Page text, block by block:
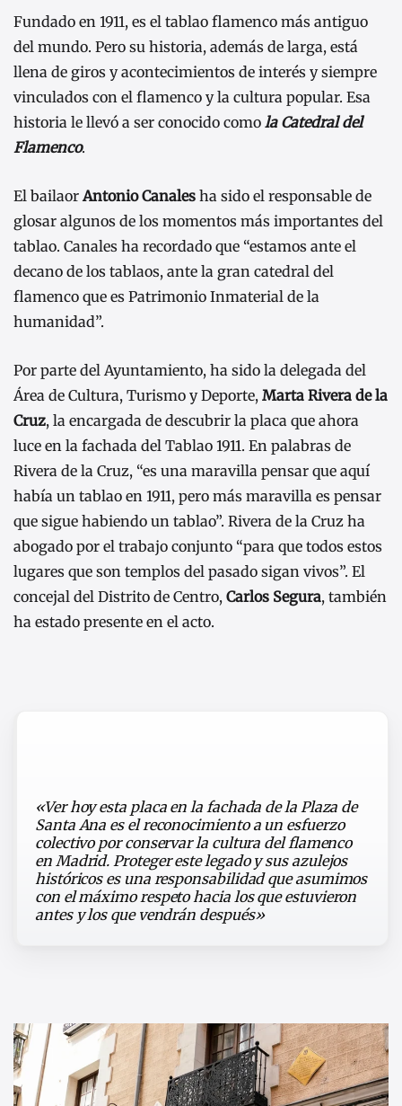
Fundado en 1911, es el tablao flamenco más antiguo
del mundo. Pero su historia, además de larga, está
llena de giros y acontecimientos de interés y siempre
vinculados con el flamenco y la cultura popular. Esa
historia le llevó a ser conocido como la Catedral del
Flamenco.
El bailaorAntonio Canales ha sido el responsable de
glosar algunos de los momentos más importantes del
tablao. Canales ha recordado que “estamos ante el
decano de los tablaos, ante la gran catedral del
flamenco que es Patrimonio Inmaterial de la
humanidad”.
Por parte del Ayuntamiento, ha sido la delegada del
Área de Cultura, Turismo y Deporte, Marta Rivera de la
Cruz, la encargada de descubrir la placa que ahora
luce en la fachada del Tablao 1911. En palabras de
Rivera de la Cruz, “es una maravilla pensar que aquí
había un tablao en 1911, pero más maravilla es pensar
que sigue habiendo un tablao”. Rivera de la Cruz ha
abogado por el trabajo conjunto “para que todos estos
lugares que son templos del pasado sigan vivos”. El
concejal del Distrito de Centro, Carlos Segura, también
ha estado presente en el acto.
«Ver hoy esta placa en la fachada de la Plaza de
Santa Ana es el reconocimiento a un esfuerzo
colectivo por conservar la cultura del flamenco
en Madrid. Proteger este legado y sus azulejos
históricos es una responsabilidad que asumimos
con el máximo respeto hacia los que estuvieron
antes y los que vendrán después»